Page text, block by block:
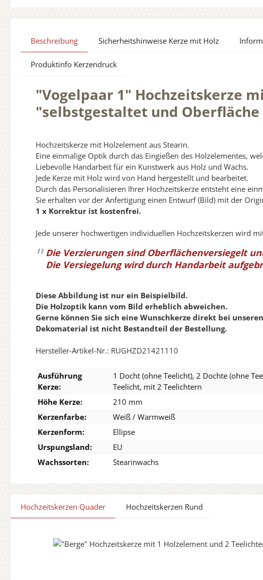
Beschreibung Sicherheitshinweise Kerze mit Holz
Produktinfo Kerzendruck
"Vogelpaar 1" Hochzeitskerze
"selbstgestaltet und
Hochzeitskerze mit Holzelement aus Stearin.
Eine einmalige Optik durch das Eingießen des Holzelementes,
Liebevolle Handarbeit für ein Kunstwerk aus Holz und Wachs.
Jede Kerze mit Holz wird von Hand hergestellt und bearbeitet.
Durch das Personalisieren Ihrer Hochzeitskerze entsteht eine
Sie erhalten vor der Anfertigung einen Entwurf (Bild) mit der
1 x Korrektur ist kostenfrei.
Jede unserer hochwertigen individuellen Hochzeitskerzen wird
Die Verzierungen sind Oberflächenversiegelt
Die Versiegelung wird durch Handarbeit
Diese Abbildung ist nur ein Beispielbild.
Die Holzoptik kann vom Bild erheblich abweichen.
Gerne können Sie sich eine Wunschkerze direkt bei
Dekomaterial ist nicht Bestandteil der Bestellung.
Hersteller-Artikel-Nr.: RUGHZD21421110
Ausführung
Kerze:
1 Docht (ohne Teelicht), 2 Dochte (ohne
Teelicht, mit 2 Teelichtern
Höhe Kerze:
210 mm
Kerzenfarbe:
Weiß / Warmweiß
Kerzenform:
Ellipse
Urspungsland:
EU
Wachssorten:
Stearinwachs
Hochzeitskerzen Quader Hochzeitskerzen Rund